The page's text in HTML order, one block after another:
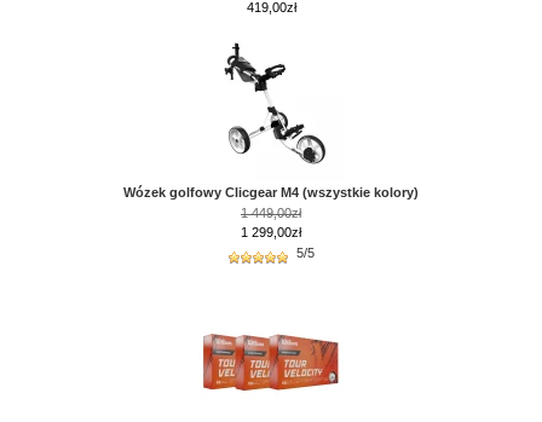
419,00zł
Wózek golfowy Clicgear M4 (wszystkie kolory)
1 449,00zł
1 299,00zł
5/5